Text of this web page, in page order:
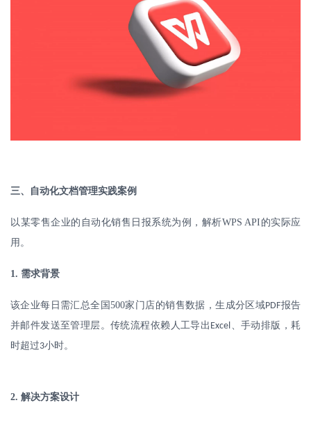
三、自动化文档管理实践案例
以某零售企业的自动化销售日报系统为例，解析WPS API 的实际应
用。
1. 需求背景
该企业每日需汇总全国500家门店的销售数据，生成分区域PDF报告
并邮件发送至管理层。传统流程依赖人工导出 Excel
、手动排版，耗
时超过3小时。
2. 解决方案设计